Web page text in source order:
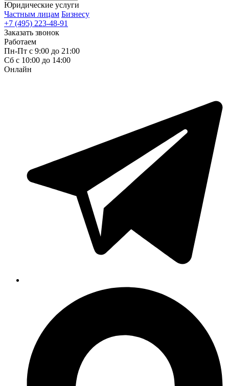
Юридические услуги
Частным лицам Бизнесу
+7 (495) 223-48-91
Заказать звонок
Работаем
Пн-Пт с 9:00 до 21:00
Сб с 10:00 до 14:00
Онлайн